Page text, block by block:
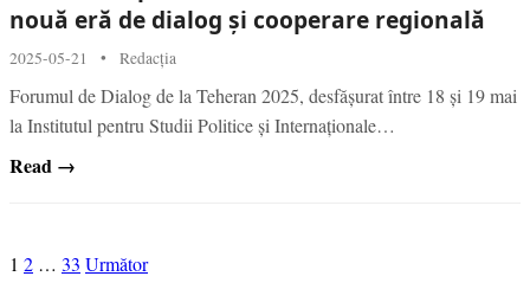
nouă eră de dialog și cooperare regională
2025-05-21 • Redacția
Forumul de Dialog de la Teheran 2025, desfășurat între 18 și 19 mai
la Institutul pentru Studii Politice și Internaționale…
Read →
Paginație
1 2 … 33 Următor